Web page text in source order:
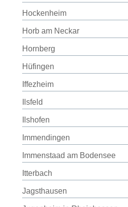
Hockenheim
Horb am Neckar
Hornberg
Hüfingen
Iffezheim
Ilsfeld
Ilshofen
Immendingen
Immenstaad am Bodensee
Itterbach
Jagsthausen